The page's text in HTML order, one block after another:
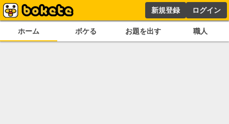
新規登録 ログイン
ホーム ボケる お題を出す 職人